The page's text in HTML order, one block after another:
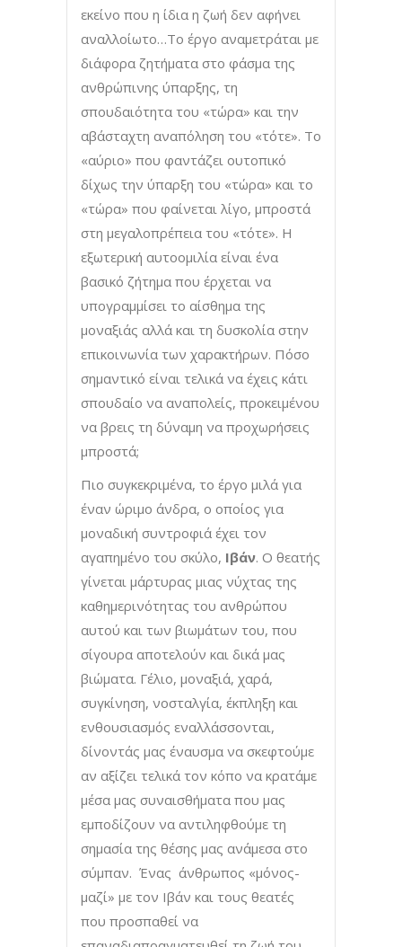
εκείνο που η ίδια η ζωή δεν αφήνει
αναλλοίωτο…Το έργο αναμετράται με
διάφορα ζητήματα στο φάσμα της
ανθρώπινης ύπαρξης, τη
σπουδαιότητα του «τώρα» και την
αβάσταχτη αναπόληση του «τότε». Το
«αύριο» που φαντάζει ουτοπικό
δίχως την ύπαρξη του «τώρα» και το
«τώρα» που φαίνεται λίγο, μπροστά
στη μεγαλοπρέπεια του «τότε». Η
εξωτερική αυτοομιλία είναι ένα
βασικό ζήτημα που έρχεται να
υπογραμμίσει το αίσθημα της
μοναξιάς αλλά και τη δυσκολία στην
επικοινωνία των χαρακτήρων. Πόσο
σημαντικό είναι τελικά να έχεις κάτι
σπουδαίο να αναπολείς, προκειμένου
να βρεις τη δύναμη να προχωρήσεις
μπροστά;
Πιο συγκεκριμένα, το έργο μιλά για
έναν ώριμο άνδρα, ο οποίος για
μοναδική συντροφιά έχει τον
αγαπημένο του σκύλο, Ιβάν. Ο θεατής
γίνεται μάρτυρας μιας νύχτας της
καθημερινότητας του ανθρώπου
αυτού και των βιωμάτων του, που
σίγουρα αποτελούν και δικά μας
βιώματα. Γέλιο, μοναξιά, χαρά,
συγκίνηση, νοσταλγία, έκπληξη και
ενθουσιασμός εναλλάσσονται,
δίνοντάς μας έναυσμα να σκεφτούμε
αν αξίζει τελικά τον κόπο να κρατάμε
μέσα μας συναισθήματα που μας
εμποδίζουν να αντιληφθούμε τη
σημασία της θέσης μας ανάμεσα στο
σύμπαν. Ένας άνθρωπος «μόνος-
μαζί» με τον Ιβάν και τους θεατές
που προσπαθεί να